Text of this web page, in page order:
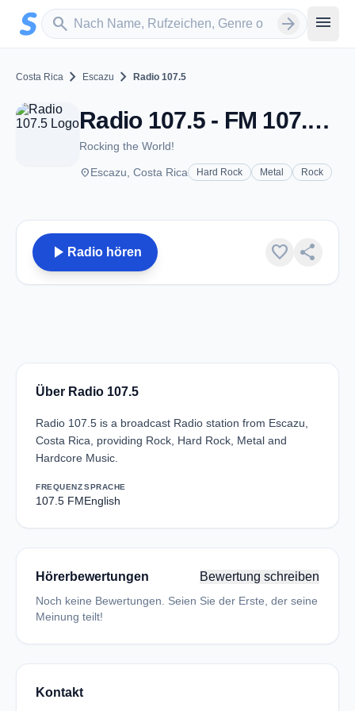
Zum Hauptinhalt springen
search
Sender suchen arrow_forward menu
Costa Rica chevron_right Escazu chevron_right Radio 107.5
Radio 107.5 - FM 107.5 - Escazu
Rocking the World!
placeEscazu, Costa Rica Hard Rock Metal Rock
play_arrow Radio hören favorite share
Über Radio 107.5
Radio 107.5 is a broadcast Radio station from Escazu,
Costa Rica, providing Rock, Hard Rock, Metal and
Hardcore Music.
FREQUENZ
107.5 FM
SPRACHE
English
Hörerbewertungen Bewertung schreiben
Noch keine Bewertungen. Seien Sie der Erste, der seine
Meinung teilt!
Kontakt